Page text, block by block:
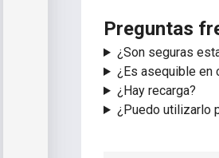
Preguntas
¿Son seguras
¿Es asequible en
¿Hay recarga?
¿Puedo utilizarlo